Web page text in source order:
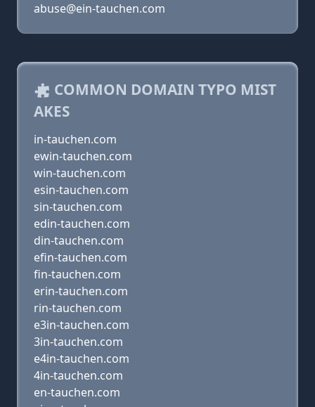
abuse@ein-tauchen.com
COMMON DOMAIN TYPO MIST
AKES
in-tauchen.com
ewin-tauchen.com
win-tauchen.com
esin-tauchen.com
sin-tauchen.com
edin-tauchen.com
din-tauchen.com
efin-tauchen.com
fin-tauchen.com
erin-tauchen.com
rin-tauchen.com
e3in-tauchen.com
3in-tauchen.com
e4in-tauchen.com
4in-tauchen.com
en-tauchen.com